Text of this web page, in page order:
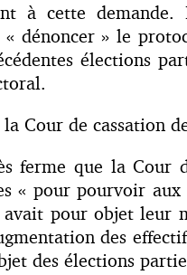
à cette demande.
« dénoncer » le
élections
Cour de cassation
ferme que la
« pour pourvoir
pour objet leur
des
des élections